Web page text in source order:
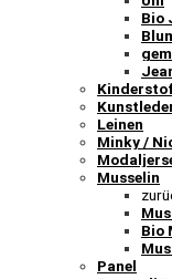
Bio
Leinen
Minky /
Musselin
Bio
Panel